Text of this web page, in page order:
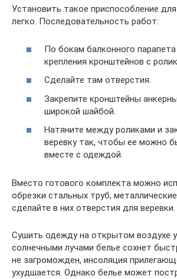
Установить такое приспособление
легко. Последовательность работ:
По бокам балконного
крепления кронштейнов с
Сделайте там отверстия.
Закрепите кронштейны
широкой шайбой.
Натяните между роликами и
веревку так, чтобы ее можно
вместе с одеждой.
Вместо готового комплекта можно
обрезки стальных труб,
сделайте в них отверстия для веревки.
Сушить одежду на открытом воздухе
солнечными лучами белье сохнет
не загроможден, инсоляция
ухудшается. Однако белье может